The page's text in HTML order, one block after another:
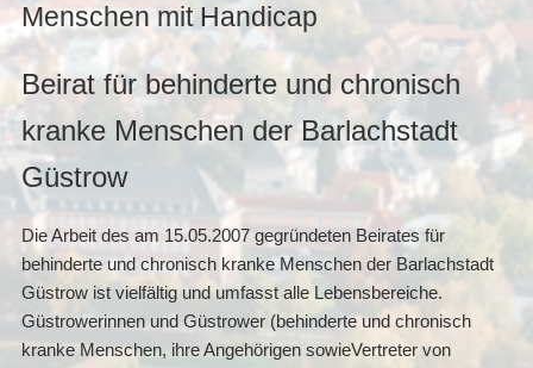
Menschen mit Handicap
Beirat für behinderte und chronisch
kranke Menschen der Barlachstadt
Güstrow
Die Arbeit des am 15.05.2007 gegründeten Beirates für
behinderte und chronisch kranke Menschen der Barlachstadt
Güstrow ist vielfältig und umfasst alle Lebensbereiche.
Güstrowerinnen und Güstrower (behinderte und chronisch
kranke Menschen, ihre Angehörigen sowieVertreter von